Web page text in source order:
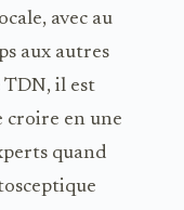
avec au
aux autres
il est
croire en une
quand